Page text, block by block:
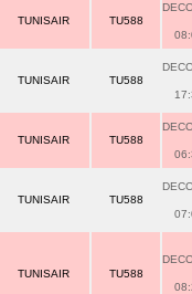
TUNISAIR TU588
TUNISAIR TU588
TUNISAIR TU588
TUNISAIR TU588
TUNISAIR TU588